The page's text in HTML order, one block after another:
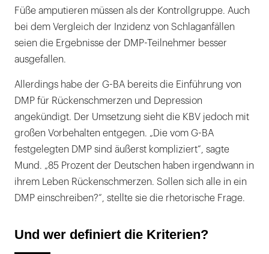
Füße amputieren müssen als der Kontrollgruppe. Auch
bei dem Vergleich der Inzidenz von Schlaganfällen
seien die Ergebnisse der DMP-Teilnehmer besser
ausgefallen.
Allerdings habe der G-BA bereits die Einführung von
DMP für Rückenschmerzen und Depression
angekündigt. Der Umsetzung sieht die KBV jedoch mit
großen Vorbehalten entgegen. „Die vom G-BA
festgelegten DMP sind äußerst kompliziert“, sagte
Mund. „85 Prozent der Deutschen haben irgendwann in
ihrem Leben Rückenschmerzen. Sollen sich alle in ein
DMP einschreiben?“, stellte sie die rhetorische Frage.
Und wer definiert die Kriterien?